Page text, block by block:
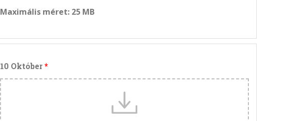
Maximális méret: 25 MB
10 Október